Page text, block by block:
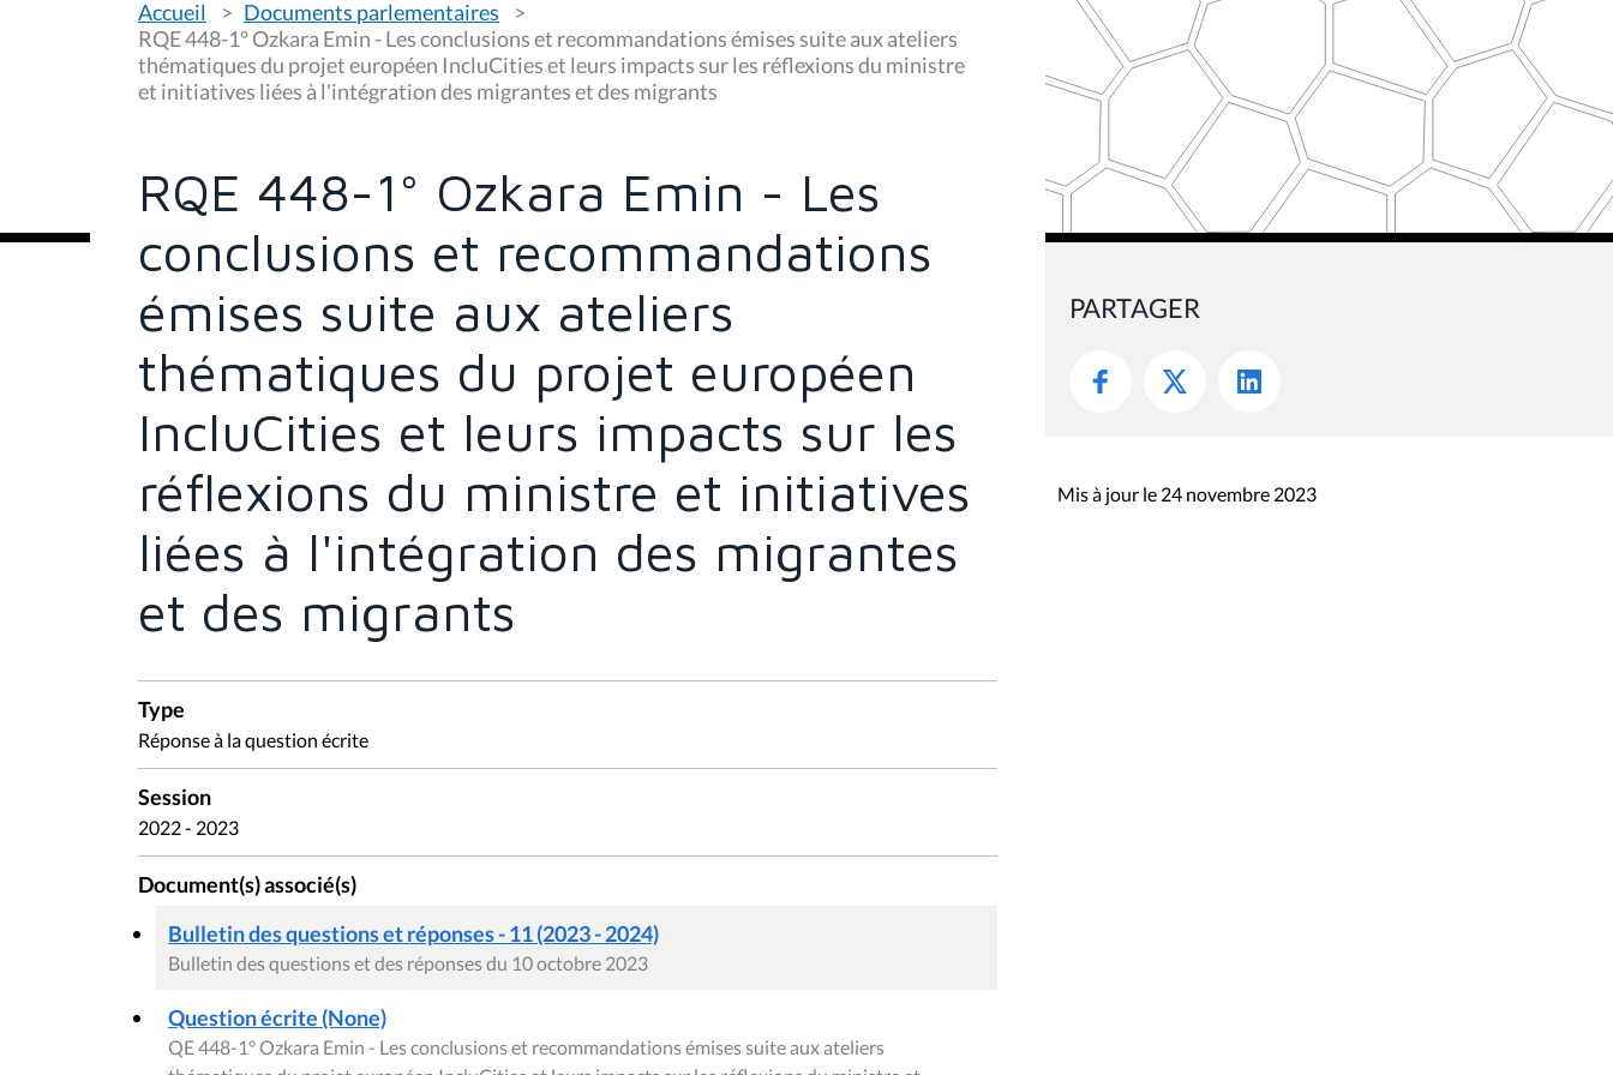
o
u
s
ê
t
Accueil
Documents parlementaires
RQE 448-1° Ozkara Emin - Les conclusions et recommandations émises suite aux ateliers
thématiques du projet européen IncluCities et leurs impacts sur les réflexions du ministre
et initiatives liées à l'intégration des migrantes et des migrants
RQE 448-1° Ozkara Emin - Les
conclusions et recommandations
émises suite aux ateliers
thématiques du projet européen
IncluCities et leurs impacts sur les
réflexions du ministre et initiatives
liées à l'intégration des migrantes
et des migrants
Type
Réponse à la question écrite
Session
2022 - 2023
Document(s) associé(s)
Bulletin des questions et réponses - 11 (2023 - 2024)
Bulletin des questions et des réponses du 10 octobre 2023
Question écrite (None)
QE 448-1° Ozkara Emin - Les conclusions et recommandations émises suite aux ateliers
PARTAGER
Mis à jour le 24 novembre 2023